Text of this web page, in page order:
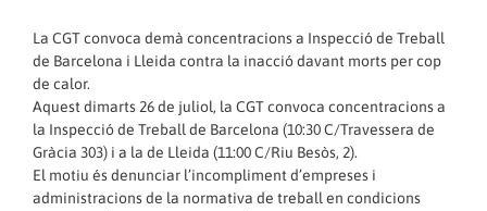
La CGT convoca demà concentracions a Inspecció de Treball
de Barcelona i Lleida contra la inacció davant morts per cop
de calor.
Aquest dimarts 26 de juliol, la CGT convoca concentracions a
la Inspecció de Treball de Barcelona (10:30 C/Travessera de
Gràcia 303) i a la de Lleida (11:00 C/Riu Besòs, 2).
El motiu és denunciar l’incompliment d’empreses i
administracions de la normativa de treball en condicions